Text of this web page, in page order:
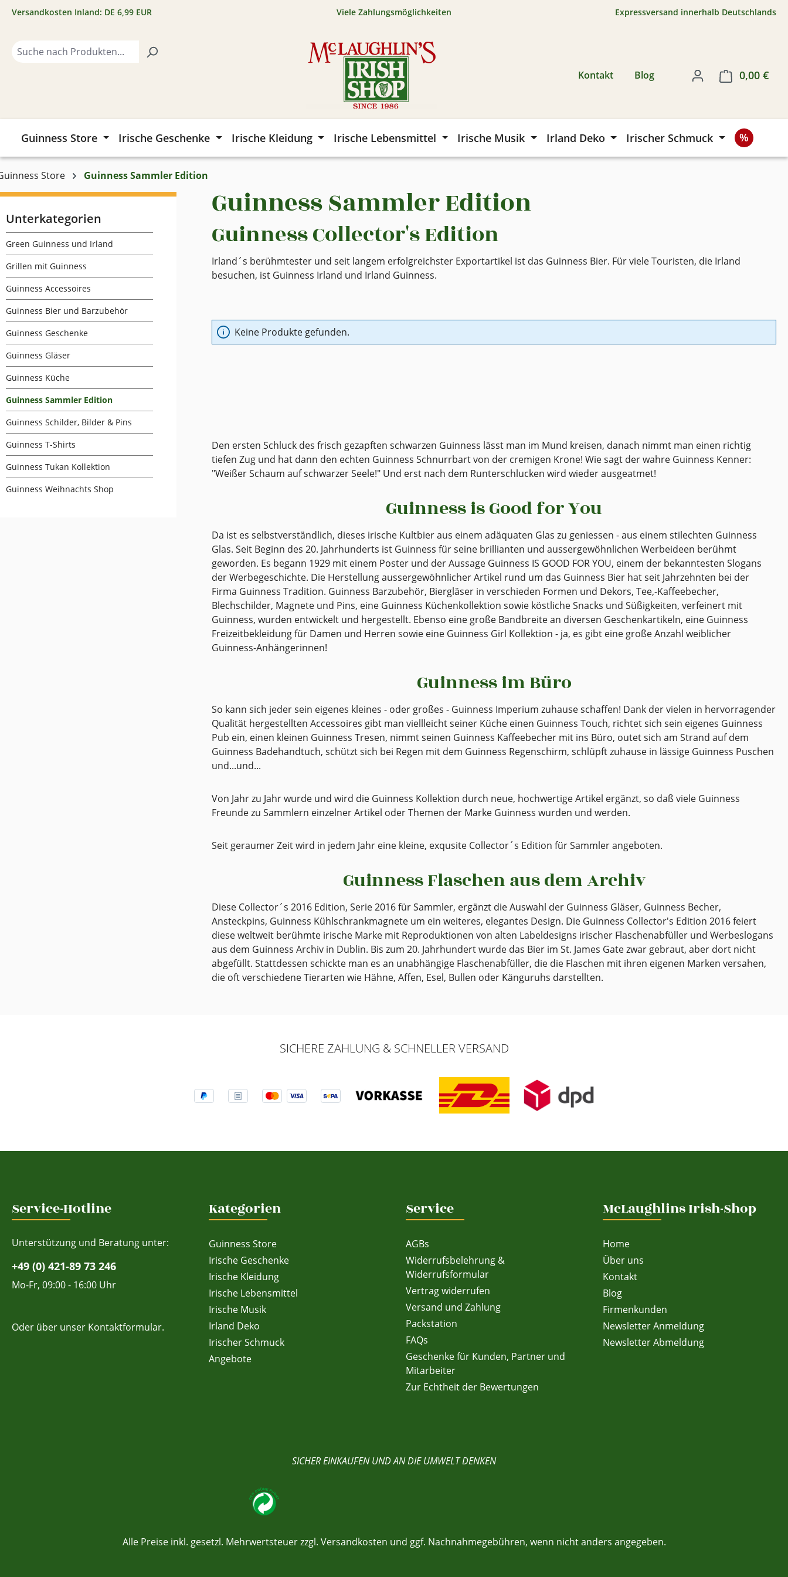
Hauptinhalt springen
Zur Suche springen
Zur Hauptnavigation springen
Versandkosten Inland: DE 6,99 EUR Viele Zahlungsmöglichkeiten Expressversand innerhalb Deutschlands
Kontakt Blog 0,00 €
Guinness Store Irische Geschenke Irische Kleidung Irische Lebensmittel Irische Musik Irland Deko Irischer Schmuck
Store Guinness Sammler Edition
Unterkategorien
Green Guinness und Irland
Grillen mit Guinness
Guinness Accessoires
Guinness Bier und Barzubehör
Guinness Geschenke
Guinness Gläser
Guinness Küche
Guinness Sammler Edition
Guinness Schilder, Bilder & Pins
Guinness T-Shirts
Guinness Tukan Kollektion
Guinness Weihnachts Shop
Guinness Sammler Edition
Guinness Collector's Edition
Irland´s berühmtester und seit langem erfolgreichster Exportartikel ist das Guinness Bier. Für viele Touristen, die Irland
besuchen, ist Guinness Irland und Irland Guinness.
Keine Produkte gefunden.
Den ersten Schluck des frisch gezapften schwarzen Guinness lässt man im Mund kreisen, danach nimmt man einen richtig
tiefen Zug und hat dann den echten Guinness Schnurrbart von der cremigen Krone! Wie sagt der wahre Guinness Kenner:
"Weißer Schaum auf schwarzer Seele!" Und erst nach dem Runterschlucken wird wieder ausgeatmet!
Guinness is Good for You
Da ist es selbstverständlich, dieses irische Kultbier aus einem adäquaten Glas zu geniessen - aus einem stilechten Guinness
Glas. Seit Beginn des 20. Jahrhunderts ist Guinness für seine brillianten und aussergewöhnlichen Werbeideen berühmt
geworden. Es begann 1929 mit einem Poster und der Aussage Guinness IS GOOD FOR YOU, einem der bekanntesten Slogans
der Werbegeschichte. Die Herstellung aussergewöhnlicher Artikel rund um das Guinness Bier hat seit Jahrzehnten bei der
Firma Guinness Tradition. Guinness Barzubehör, Biergläser in verschieden Formen und Dekors, Tee,-Kaffeebecher,
Blechschilder, Magnete und Pins, eine Guinness Küchenkollektion sowie köstliche Snacks und Süßigkeiten, verfeinert mit
Guinness, wurden entwickelt und hergestellt. Ebenso eine große Bandbreite an diversen Geschenkartikeln, eine Guinness
Freizeitbekleidung für Damen und Herren sowie eine Guinness Girl Kollektion - ja, es gibt eine große Anzahl weiblicher
Guinness-Anhängerinnen!
Guinness im Büro
So kann sich jeder sein eigenes kleines - oder großes - Guinness Imperium zuhause schaffen! Dank der vielen in hervorragender
Qualität hergestellten Accessoires gibt man viellleicht seiner Küche einen Guinness Touch, richtet sich sein eigenes Guinness
Pub ein, einen kleinen Guinness Tresen, nimmt seinen Guinness Kaffeebecher mit ins Büro, outet sich am Strand auf dem
Guinness Badehandtuch, schützt sich bei Regen mit dem Guinness Regenschirm, schlüpft zuhause in lässige Guinness Puschen
und...und...
Von Jahr zu Jahr wurde und wird die Guinness Kollektion durch neue, hochwertige Artikel ergänzt, so daß viele Guinness
Freunde zu Sammlern einzelner Artikel oder Themen der Marke Guinness wurden und werden.
Seit geraumer Zeit wird in jedem Jahr eine kleine, exqusite Collector´s Edition für Sammler angeboten.
Guinness Flaschen aus dem Archiv
Diese Collector´s 2016 Edition, Serie 2016 für Sammler, ergänzt die Auswahl der Guinness Gläser, Guinness Becher,
Ansteckpins, Guinness Kühlschrankmagnete um ein weiteres, elegantes Design. Die Guinness Collector's Edition 2016 feiert
diese weltweit berühmte irische Marke mit Reproduktionen von alten Labeldesigns irischer Flaschenabfüller und Werbeslogans
aus dem Guinness Archiv in Dublin. Bis zum 20. Jahrhundert wurde das Bier im St. James Gate zwar gebraut, aber dort nicht
abgefüllt. Stattdessen schickte man es an unabhängige Flaschenabfüller, die die Flaschen mit ihren eigenen Marken versahen,
die oft verschiedene Tierarten wie Hähne, Affen, Esel, Bullen oder Känguruhs darstellten.
SICHERE ZAHLUNG & SCHNELLER VERSAND
Service-Hotline
Unterstützung und Beratung unter:
+49 (0) 421-89 73 246
Mo-Fr, 09:00 - 16:00 Uhr
Oder über unser Kontaktformular.
Kategorien
Guinness Store
Irische Geschenke
Irische Kleidung
Irische Lebensmittel
Irische Musik
Irland Deko
Irischer Schmuck
Angebote
Service
AGBs
Widerrufsbelehrung &
Widerrufsformular
Vertrag widerrufen
Versand und Zahlung
Packstation
FAQs
Geschenke für Kunden, Partner und
Mitarbeiter
Zur Echtheit der Bewertungen
McLaughlins Irish-Shop
Home
Über uns
Kontakt
Blog
Firmenkunden
Newsletter Anmeldung
Newsletter Abmeldung
SICHER EINKAUFEN UND AN DIE UMWELT DENKEN
Alle Preise inkl. gesetzl. Mehrwertsteuer zzgl. Versandkosten und ggf. Nachnahmegebühren, wenn nicht anders angegeben.